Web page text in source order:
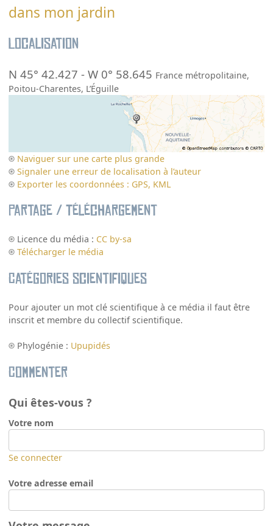
dans mon jardin
Localisation
N 45° 42.427 -W 0° 58.645 France métropolitaine,
Poitou-Charentes, L’Éguille
Naviguer sur une carte plus grande
Signaler une erreur de localisation à l’auteur
Exporter les coordonnées : GPS, KML
Partage / Téléchargement
Licence du média : CC by-sa
Télécharger le média
Catégories scientifiques
Pour ajouter un mot clé scientifique à ce média il faut être
inscrit et membre du collectif scientifique.
Phylogénie : Upupidés
Commenter
Qui êtes-vous ?
Votre nom
Se connecter
Votre adresse email